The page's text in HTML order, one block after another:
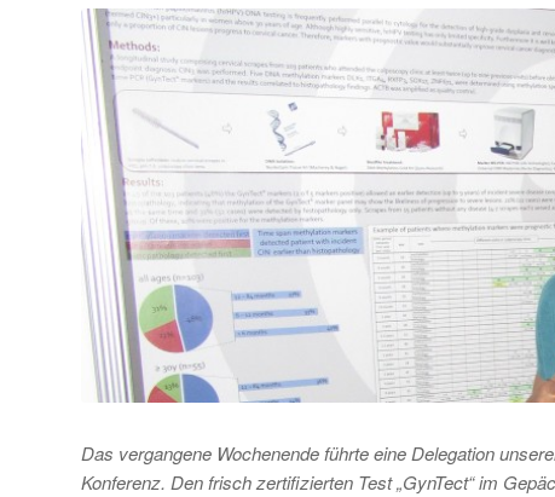
Das vergangene Wochenende führte eine Delegation
Konferenz. Den frisch zertifizierten Test „GynTect“ im